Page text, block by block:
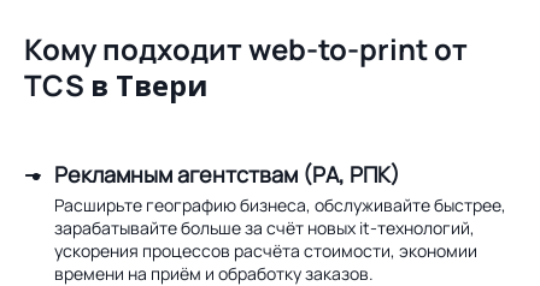
Кому подходит web-to-print от
TCS в Твери
Рекламным агентствам (РА, РПК)
Расширьте географию бизнеса, обслуживайте быстрее,
зарабатывайте больше за счёт новых it-технологий,
ускорения процессов расчёта стоимости, экономии
времени на приём и обработку заказов.